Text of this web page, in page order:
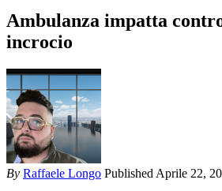
Ambulanza impatta
incrocio
By Raffaele Longo Published Aprile 22,